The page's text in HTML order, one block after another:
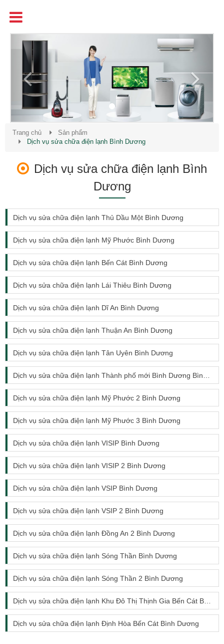
Previous
Trang chủ
Sản phẩm
Dịch vụ sửa chữa điện lạnh Bình Dương
Dịch vụ sửa chữa điện lạnh Bình
Dương
Dịch vụ sửa chữa điện lạnh Thủ Dầu Một Bình Dương
Dịch vụ sửa chữa điện lạnh Mỹ Phước Bình Dương
Dịch vụ sửa chữa điện lạnh Bến Cát Bình Dương
Dịch vụ sửa chữa điện lạnh Lái Thiêu Bình Dương
Dịch vụ sửa chữa điện lạnh Dĩ An Bình Dương
Dịch vụ sửa chữa điện lạnh Thuận An Bình Dương
Dịch vụ sửa chữa điện lạnh Tân Uyên Bình Dương
Dịch vụ sửa chữa điện lạnh Thành phố mới Bình Dương Bình Dương
Dịch vụ sửa chữa điện lạnh Mỹ Phước 2 Bình Dương
Dịch vụ sửa chữa điện lạnh Mỹ Phước 3 Bình Dương
Dịch vụ sửa chữa điện lạnh VISIP Bình Dương
Dịch vụ sửa chữa điện lạnh VISIP 2 Bình Dương
Dịch vụ sửa chữa điện lạnh VSIP Bình Dương
Dịch vụ sửa chữa điện lạnh VSIP 2 Bình Dương
Dịch vụ sửa chữa điện lạnh Đồng An 2 Bình Dương
Dịch vụ sửa chữa điện lạnh Sóng Thần Bình Dương
Dịch vụ sửa chữa điện lạnh Sóng Thần 2 Bình Dương
Dịch vụ sửa chữa điện lạnh Khu Đô Thị Thịnh Gia Bến Cát Bình Dương
Dịch vụ sửa chữa điện lạnh Định Hòa Bến Cát Bình Dương